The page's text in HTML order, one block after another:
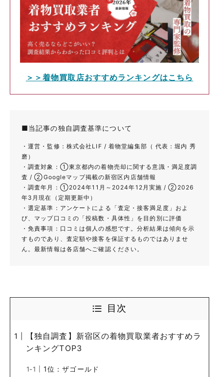
＞＞着物買取店おすすめランキングはこちら
■当記事の独自調査基準について
・運営・監修：株式会社LIF / 着物堂編集部（ 代表：堀内 秀
磨）
・調査対象：①東京都内の着物売却に関する意識・満足度調
査 / ②Googleマップ掲載の新宿区内店舗情報
・調査年月：①2024年11月～2024年12月実施 / ②2026
年3月現在（定期更新中）
・選定基準：アンケートによる「査定・接客満足度」およ
び、マップ口コミの「投稿数・具体性」を目的別に評価
・免責事項：口コミは個人の感想です。分析結果は傾向を示
すものであり、査定額や接客を保証するものではありませ
ん。最新情報は各店舗へご確認ください。
目次
【独自調査】新宿区の着物買取業者おすすめラ
ンキングTOP3
1位：ザゴールド